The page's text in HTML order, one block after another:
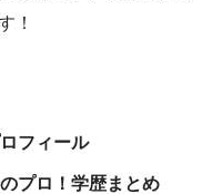
！
フィール
プロ！学歴まとめ